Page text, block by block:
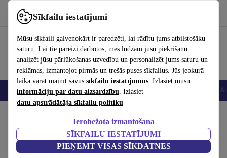
Sīkfailu iestatījumi
Mūsu sīkfaili galvenokārt ir paredzēti, lai rādītu jums atbilstošāku
saturu. Lai tie pareizi darbotos, mēs lūdzam jūsu piekrišanu
analizēt jūsu pārlūkošanas uzvedību un personalizēt jums saturu un
reklāmas, izmantojot pirmās un trešās puses sīkfailus. Jūs jebkurā
laikā varat mainīt savus sīkfailu iestatījumus. Izlasiet mūsu
informāciju par datu aizsardzību. Izlasiet
datu apstrādātāja sīkfailu politiku
Ierobežota izmantošana
SĪKFAILU IESTATĪJUMI
PIEŅEMT VISAS SĪKDATNES
Izmantojiet refurbed ātri un viegli
Viedtālruņi Portatīvie datori Planšetes Viedpulksteņi
Sony E 15mm 1.4 G
Melna